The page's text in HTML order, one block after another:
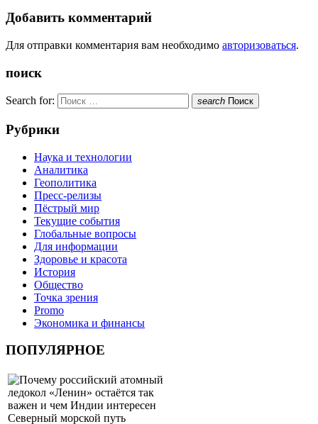
Добавить комментарий
Для отправки комментария вам необходимо авторизоваться.
поиск
Search for: search Поиск
Рубрики
Наука и технологии
Аналитика
Геополитика
Пресс-релизы
Пёстрый мир
Текущие события
Глобальные вопросы
Для информации
Здоровье и красота
История
Общество
Точка зрения
Promo
Экономика и финансы
ПОПУЛЯРНОЕ